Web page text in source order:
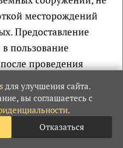
месторождений
Предоставление
в пользование
проведения
геологической
запасов
геологической,
для улучшения сайта.
вы соглашаетесь с
.
Отказаться